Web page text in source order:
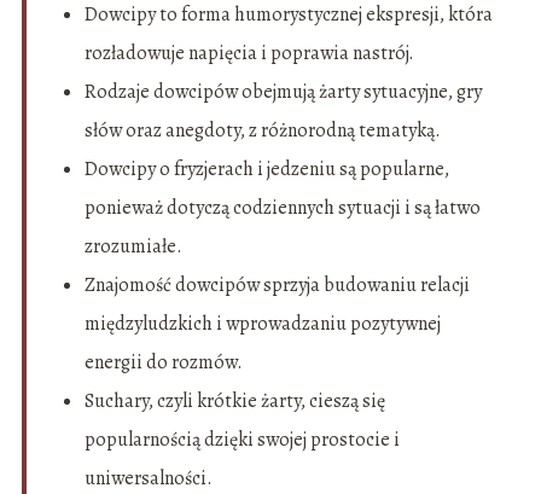
Dowcipy to forma humorystycznej ekspresji, która
rozładowuje napięcia i poprawia nastrój.
Rodzaje dowcipów obejmują żarty sytuacyjne, gry
słów oraz anegdoty, z różnorodną tematyką.
Dowcipy o fryzjerach i jedzeniu są popularne,
ponieważ dotyczą codziennych sytuacji i są łatwo
zrozumiałe.
Znajomość dowcipów sprzyja budowaniu relacji
międzyludzkich i wprowadzaniu pozytywnej
energii do rozmów.
Suchary, czyli krótkie żarty, cieszą się
popularnością dzięki swojej prostocie i
uniwersalności.